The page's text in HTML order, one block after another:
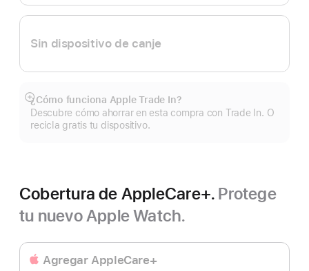
Sin dispositivo de canje
¿Cómo funciona Apple Trade In?
Descubre cómo ahorrar en esta compra con Trade In. O
recicla gratis tu dispositivo.
Mostrar
más
Cobertura de AppleCare+. Protege
tu nuevo Apple Watch.
Agregar AppleCare+